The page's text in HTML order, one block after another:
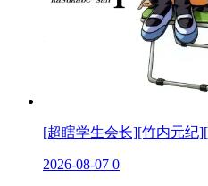
[超瞎学生会长][竹内元纪
2026-08-07 0